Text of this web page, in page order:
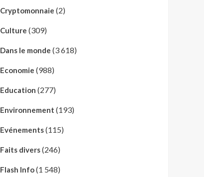
Cryptomonnaie (2)
Culture (309)
Dans le monde (3 618)
Economie (988)
Education (277)
Environnement (193)
Evénements(115)
Faits divers(246)
Flash Info(1 548)